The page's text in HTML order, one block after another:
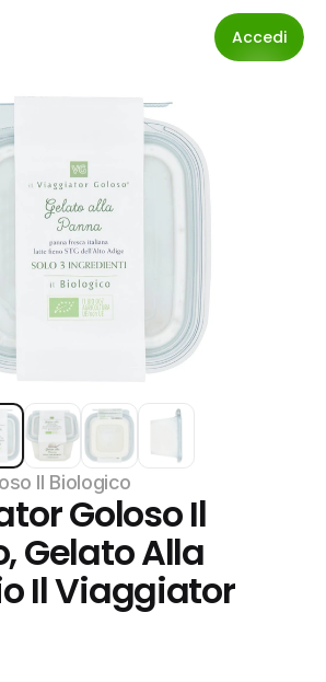
Accedi
Il Biologico
Goloso Il
Gelato Alla
Il Viaggiator